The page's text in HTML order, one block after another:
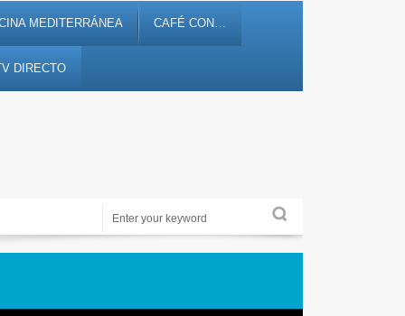
MEDITERRÁNEA CAFÉ CON…
DIRECTO
Noticias, debates, fiestas, cultura, ocio y entretenimiento